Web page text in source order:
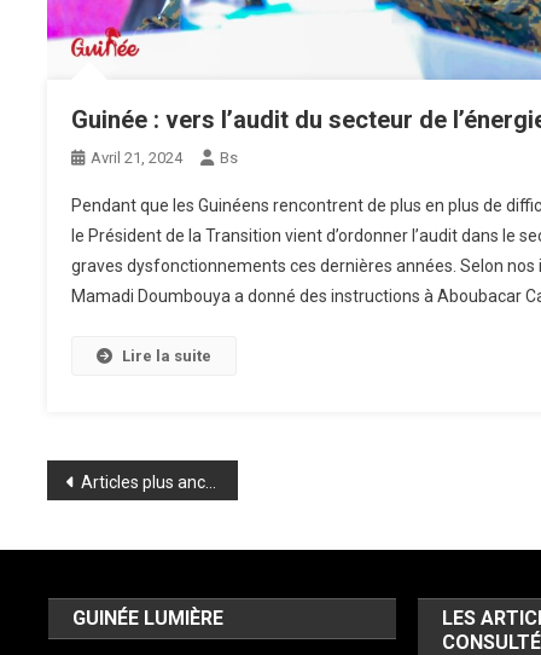
Guinée : vers l’audit du secteur de
Avril 21, 2024 Bs
Pendant que les Guinéens rencontrent de plus en plus de
le Président de la Transition vient d’ordonner l’audit dans le
graves dysfonctionnements ces dernières années. Selon
Mamadi Doumbouya a donné des instructions à Aboubacar
Lire la suite
Navigation
Articles plus anciens
GUINÉE LUMIÈRE
LES